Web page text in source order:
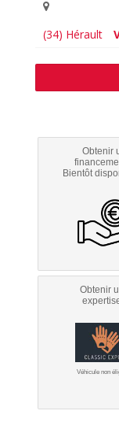
(34) Hérault
Obtenir
Bientôt
Obtenir
Véhicule non